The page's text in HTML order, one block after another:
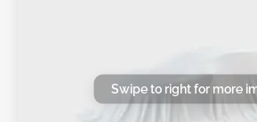
Swipe to right for more